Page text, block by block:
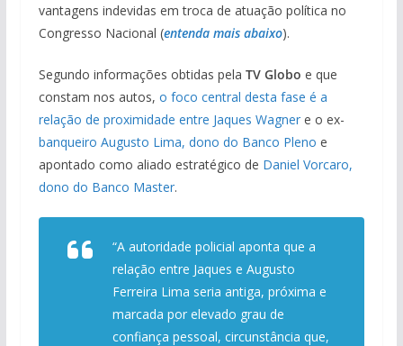
vantagens indevidas em troca de atuação política no
Congresso Nacional (entenda mais abaixo).
Segundo informações obtidas pela TV Globo e que
constam nos autos, o foco central desta fase é a
relação de proximidade entre Jaques Wagnere o ex-
banqueiro Augusto Lima, dono do Banco Pleno e
apontado como aliado estratégico de Daniel Vorcaro,
dono do Banco Master.
“A autoridade policial aponta que a
relação entre Jaques e Augusto
Ferreira Lima seria antiga, próxima e
marcada por elevado grau de
confiança pessoal, circunstância que,